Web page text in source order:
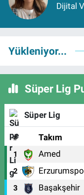
Dijital
Yükleniyor...
Süper Lig
Süper Lig
# Takım
1 Amed
2
3 Başakşehir